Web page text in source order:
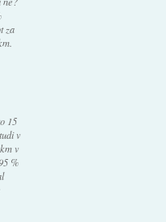
za
15
v
v
%